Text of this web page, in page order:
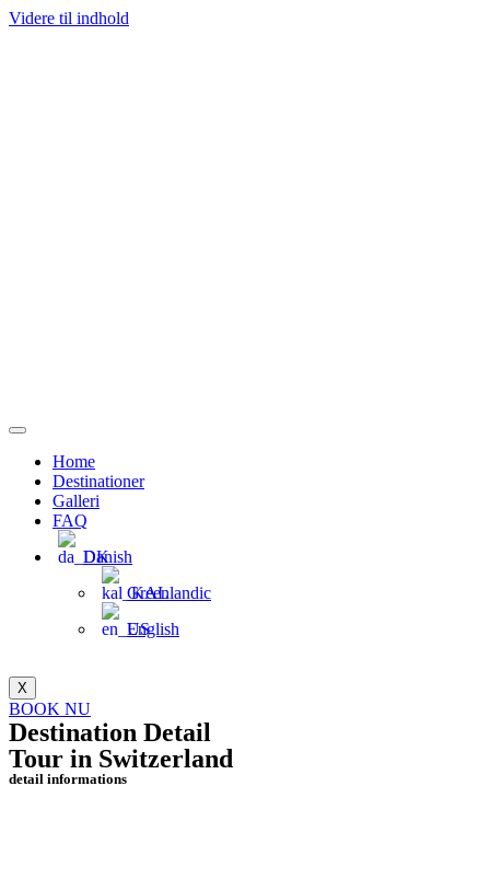
Videre til indhold
Home
Destinationer
Galleri
FAQ
Danish
Greenlandic
English
X
BOOK NU
Destination Detail
Tour in Switzerland
detail informations